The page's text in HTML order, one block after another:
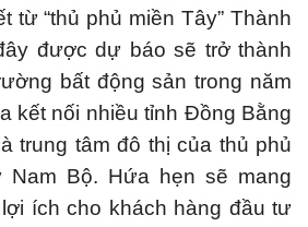
từ “thủ phủ miền Tây” Thành
được dự báo sẽ trở thành
bất động sản trong năm
kết nối nhiều tỉnh Đồng Bằng
trung tâm đô thị của thủ phủ
Nam Bộ. Hứa hẹn sẽ mang
ích cho khách hàng đầu tư